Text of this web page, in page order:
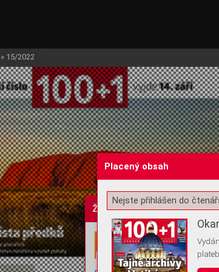
Žádost o souhlas s
» 15/2022
Placený obsah
Nejste přihlášen do